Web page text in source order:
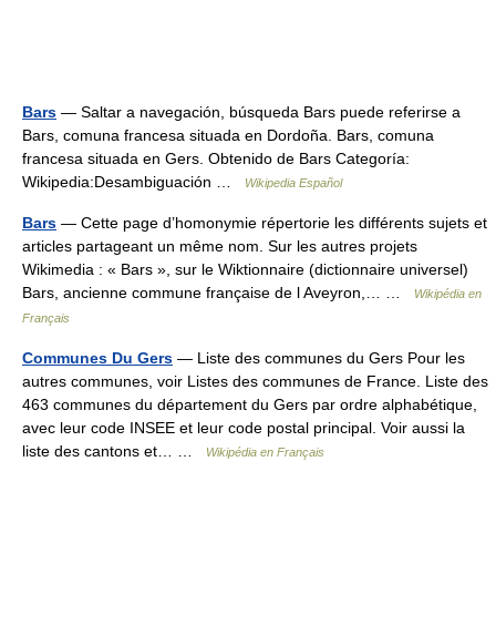
Bars — Saltar a navegación, búsqueda Bars puede referirse a
Bars, comuna francesa situada en Dordoña. Bars, comuna
francesa situada en Gers. Obtenido de Bars Categoría:
Wikipedia:Desambiguación …
Wikipedia Español
Bars — Cette page d’homonymie répertorie les différents sujets et
articles partageant un même nom. Sur les autres projets
Wikimedia : « Bars », sur le Wiktionnaire (dictionnaire universel)
Bars, ancienne commune française de l Aveyron,… …
Wikipédia en
Français
Communes Du Gers — Liste des communes du Gers Pour les
autres communes, voir Listes des communes de France. Liste des
463 communes du département du Gers par ordre alphabétique,
avec leur code INSEE et leur code postal principal. Voir aussi la
liste des cantons et… …
Wikipédia en Français